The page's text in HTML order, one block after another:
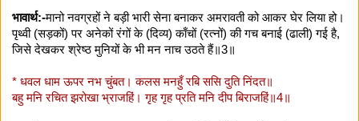
भावार्थ:-मानो नवग्रहों ने बड़ी भारी सेना बनाकर अमरावती को आकर घेर लिया हो।
पृथ्वी (सड़कों) पर अनेकों रंगों के (दिव्य) काँचों (रत्नों) की गच बनाई (ढाली) गई है,
जिसे देखकर श्रेष्ठ मुनियों के भी मन नाच उठते हैं॥3॥
* धवल धाम ऊपर नभ चुंबत। कलस मनहुँ रबि ससि दुति निंदत॥
बहु मनि रचित झरोखा भ्राजहिं। गृह गृह प्रति मनि दीप बिराजहिं॥4॥